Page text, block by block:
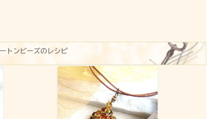
トンビーズのレシピ